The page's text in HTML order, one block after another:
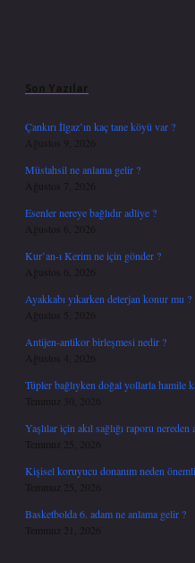
Son Yazılar
Çankırı İlgaz’ın kaç tane köyü var ?
Ağustos 9, 2026
Müstahsil ne anlama gelir ?
Ağustos 7, 2026
Esenler nereye bağlıdır adliye ?
Ağustos 6, 2026
Kur’an-ı Kerim ne için gönder ?
Ağustos 6, 2026
Ayakkabı yıkarken deterjan konur mu ?
Ağustos 5, 2026
Antijen-antikor birleşmesi nedir ?
Ağustos 4, 2026
Tüpler bağlıyken doğal yollarla hamile
Temmuz 30, 2026
Yaşlılar için akıl sağlığı raporu nereden
Temmuz 25, 2026
Kişisel koruyucu donanım neden
Temmuz 25, 2026
Basketbolda 6. adam ne anlama gelir ?
Temmuz 21, 2026